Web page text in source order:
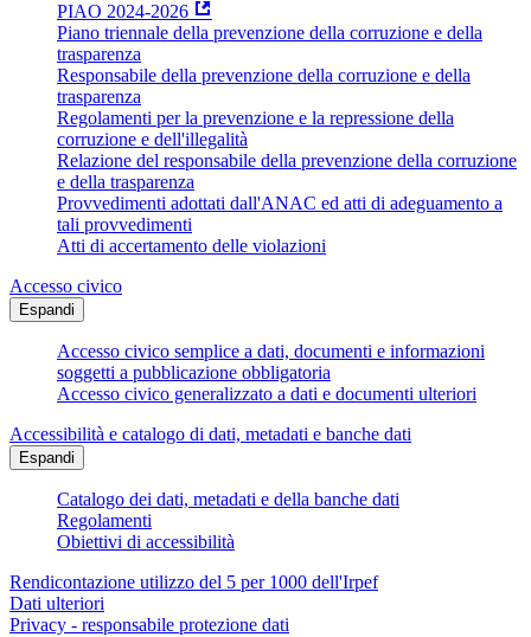
PIAO 2024-2026
Piano triennale della prevenzione della corruzione e della
trasparenza
Responsabile della prevenzione della corruzione e della
trasparenza
Regolamenti per la prevenzione e la repressione della
corruzione e dell'illegalità
Relazione del responsabile della prevenzione della corruzione
e della trasparenza
Provvedimenti adottati dall'ANAC ed atti di adeguamento a
tali provvedimenti
Atti di accertamento delle violazioni
Accesso civico
Espandi
Accesso civico semplice a dati, documenti e informazioni
soggetti a pubblicazione obbligatoria
Accesso civico generalizzato a dati e documenti ulteriori
Accessibilità e catalogo di dati, metadati e banche dati
Espandi
Catalogo dei dati, metadati e della banche dati
Regolamenti
Obiettivi di accessibilità
Rendicontazione utilizzo del 5 per 1000 dell'Irpef
Dati ulteriori
Privacy - responsabile protezione dati